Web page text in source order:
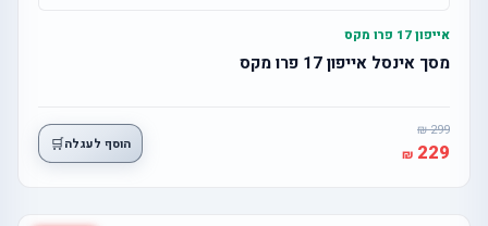
אייפון 17 פרו מקס
מסך אינסל אייפון 17 פרו מקס
299
229 הוסף לעגלה🛒